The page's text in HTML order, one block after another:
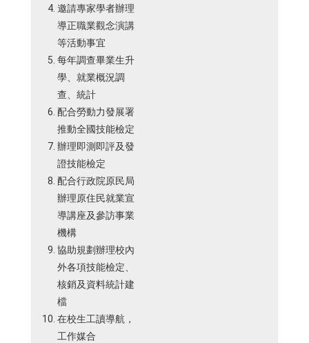
邀請專家學者辦理
導正職業觀念演講
等活動事宜
每年調查畢業生升
學、就業概況調
查、統計
配合勞動力發展署
推動全國技能檢定
辦理即測即評及發
證技能檢定
配合行政院原民局
辦理原住民就業宣
導講座及參訪事業
機構
協助規劃辦理校內
外各項技能檢定、
核銷及資料統計建
檔
在校生工讀導航，
工作媒合